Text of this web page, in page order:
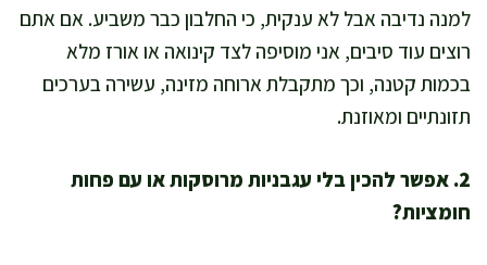
למנה נדיבה אבל לא ענקית, כי החלבון כבר משביע. אם אתם
רוצים עוד סיבים, אני מוסיפה לצד קינואה או אורז מלא
בכמות קטנה, וכך מתקבלת ארוחה מזינה, עשירה בערכים
תזונתיים ומאוזנת.
2. אפשר להכין בלי עגבניות מרוסקות או עם פחות
חומציות?